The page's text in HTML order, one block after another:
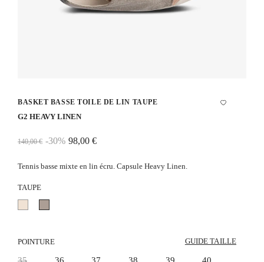
BASKET BASSE TOILE DE LIN TAUPE
G2 HEAVY LINEN
140,00 € -30% 98,00 €
Tennis basse mixte en lin écru. Capsule Heavy Linen.
TAUPE
POINTURE
35 36 37 38 39
40
GUIDE TAILLE